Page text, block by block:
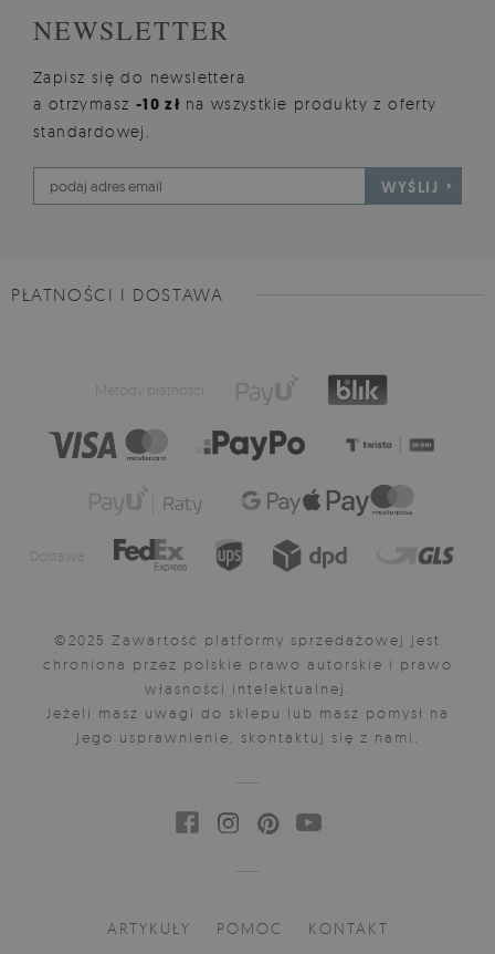
NEWSLETTER
Zapisz się do newslettera
a otrzymasz -10 zł na wszystkie produkty z oferty
standardowej.
WYŚLIJ
PŁATNOŚCI I DOSTAWA
Metody płatności:
Dostawa:
©2025 Zawartość platformy sprzedażowej jest
chroniona przez polskie prawo autorskie i prawo
własności intelektualnej.
Jeżeli masz uwagi do sklepu lub masz pomysł na
jego usprawnienie, skontaktuj się z nami.
ARTYKUŁY POMOC KONTAKT